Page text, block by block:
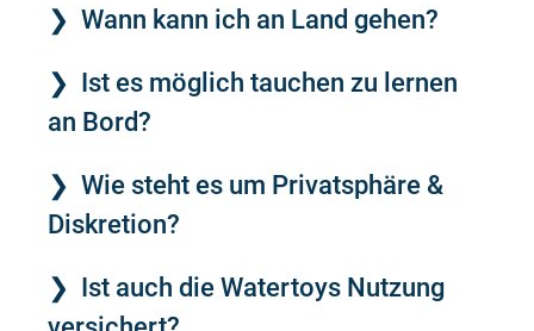
Wann kann ich an Land gehen?
Ist es möglich tauchen zu lernen
an Bord?
Wie steht es um Privatsphäre &
Diskretion?
Ist auch die Watertoys Nutzung